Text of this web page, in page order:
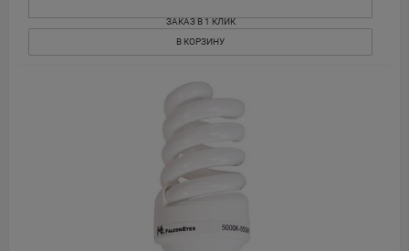
ЗАКАЗ В 1 КЛИК
В КОРЗИНУ